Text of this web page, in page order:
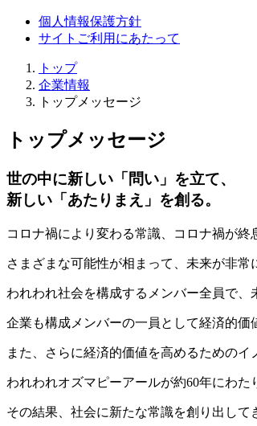
個人情報保護方針
サイトご利用にあたって
トップ
企業情報
トップメッセージ
トップメッセージ
世の中に新しい「問い」を立て、
新しい「あたりまえ」を創る。
コロナ禍により変わる常識、コロナ禍が
さまざまな可能性が相まって、未来が非常
われわれ社会を構成するメンバー全員で、
企業も構成メンバーの一員として経済的価
また、さらに経済的価値を高めるための
われわれオズマピーアールが約60年にわ
その結果、社会に新たな常識を創り出して